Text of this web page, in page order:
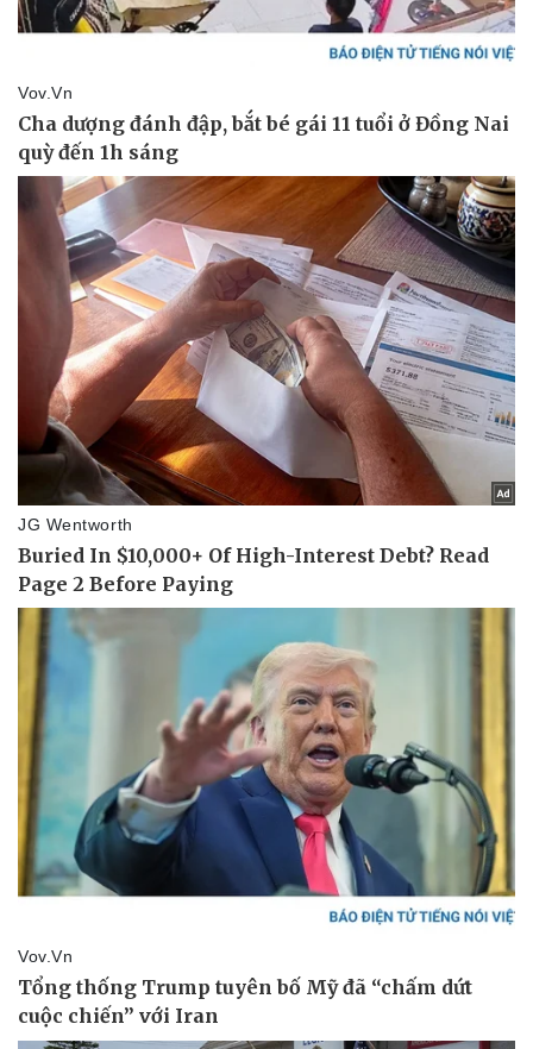
Lịch thi đấu bóng đá
Thế giới thể thao
eSports
Hậu trường
Ô tô - Xe máy
Ô tô
Xe máy
Tư vấn